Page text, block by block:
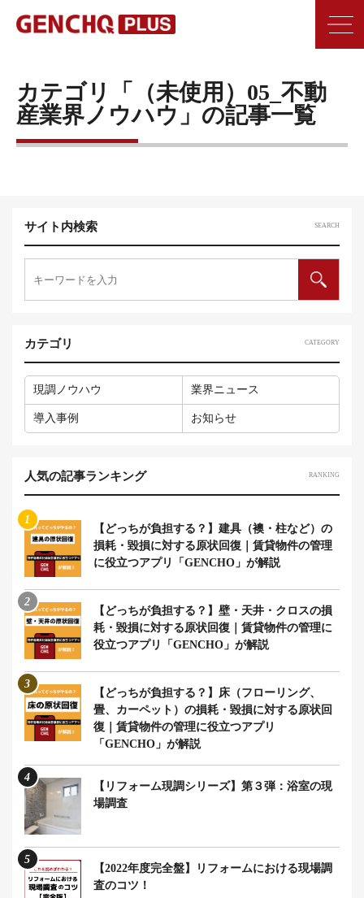
カテゴリ「（未使用）05_不動
産業界ノウハウ」の記事一覧
サイト内検索 SEARCH
カテゴリ CATEGORY
現調ノウハウ 業界ニュース
導入事例 お知らせ
人気の記事ランキング RANKING
1
【どっちが負担する？】建具（襖・柱など）の
損耗・毀損に対する原状回復｜賃貸物件の管理
に役立つアプリ「GENCHO」が解説
2
【どっちが負担する？】壁・天井・クロスの損
耗・毀損に対する原状回復｜賃貸物件の管理に
役立つアプリ「GENCHO」が解説
3
【どっちが負担する？】床（フローリング、
畳、カーペット）の損耗・毀損に対する原状回
復｜賃貸物件の管理に役立つアプリ
「GENCHO」が解説
4
【リフォーム現調シリーズ】第３弾：浴室の現
場調査
5
【2022年度完全盤】リフォームにおける現場調
査のコツ！